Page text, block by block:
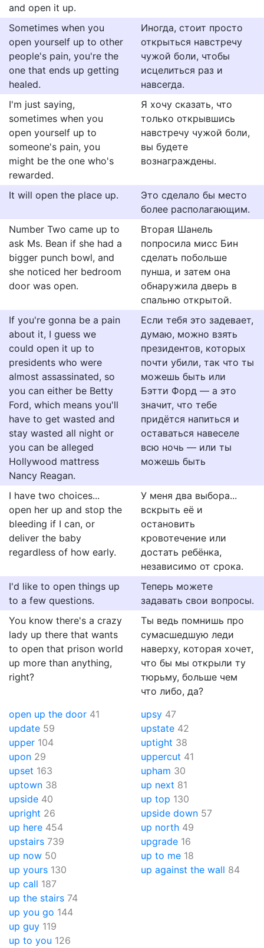
and open it up.
Sometimes when you
open yourself up to other
people's pain, you're the
one that ends up getting
healed.
Иногда, стоит просто
открыться навстречу
чужой боли, чтобы
исцелиться раз и
навсегда.
I'm just saying,
sometimes when you
open yourself up to
someone's pain, you
might be the one who's
rewarded.
Я хочу сказать, что
только открывшись
навстречу чужой боли,
вы будете
вознаграждены.
It will open the place up.
Это сделало бы место
более располагающим.
Number Two came up to
ask Ms. Bean if she had a
bigger punch bowl, and
she noticed her bedroom
door was open.
Вторая Шанель
попросила мисс Бин
сделать побольше
пунша, и затем она
обнаружила дверь в
спальню открытой.
If you're gonna be a pain
about it, I guess we
could open it up to
presidents who were
almost assassinated, so
you can either be Betty
Ford, which means you'll
have to get wasted and
stay wasted all night or
you can be alleged
Hollywood mattress
Nancy Reagan.
Если тебя это задевает,
думаю, можно взять
президентов, которых
почти убили, так что ты
можешь быть или
Бэтти Форд — а это
значит, что тебе
придётся напиться и
оставаться навеселе
всю ночь — или ты
можешь быть
I have two choices...
open her up and stop the
bleeding if I can, or
deliver the baby
regardless of how early.
У меня два выбора...
вскрыть её и
остановить
кровотечение или
достать ребёнка,
независимо от срока.
I'd like to open things up
to a few questions.
Теперь можете
задавать свои вопросы.
You know there's a crazy
lady up there that wants
to open that prison world
up more than anything,
right?
Ты ведь помнишь про
сумасшедшую леди
наверху, которая хочет,
что бы мы открыли ту
тюрьму, больше чем
что либо, да?
open up the door 41
update 59
upper 104
upon 29
upset 163
uptown 38
upside 40
upright 26
up here 454
upstairs 739
upsy 47
upstate 42
uptight 38
uppercut 41
upham 30
up next 81
up top 130
upside down 57
up north 49
upgrade 16
up now 50
up yours 130
up call 187
up the stairs 74
up you go 144
up guy 119
up to you 126
up to me 18
up against the wall 84